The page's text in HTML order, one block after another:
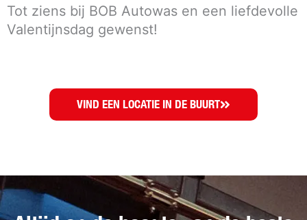
Tot ziens bij BOB Autowas en een liefdevolle
Valentijnsdag gewenst!
VIND EEN LOCATIE IN DE BUURT